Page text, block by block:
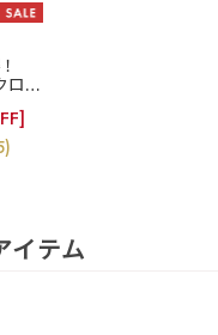
ロス
ツ
イテム